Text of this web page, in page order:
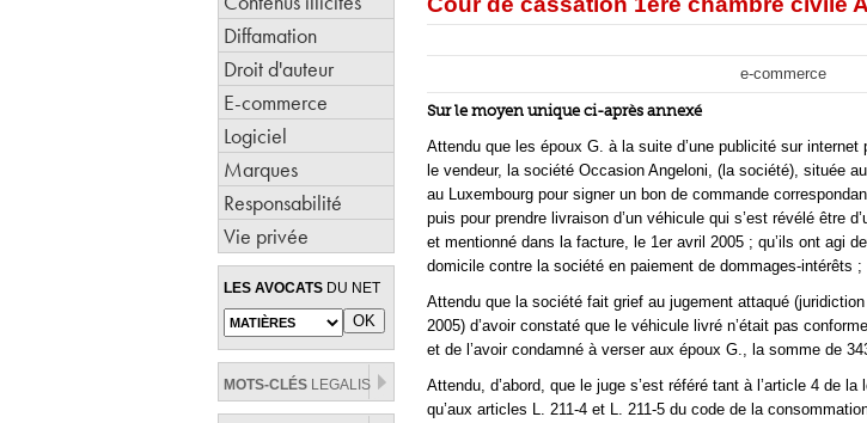
Diffamation
Droit d'auteur
E-commerce
Logiciel
Marques
Responsabilité
Vie privée
LES AVOCATS DU NET
MOTS-CLÉS LEGALIS
e-commerce
Sur le moyen unique ci-après annexé
Attendu que les époux G. à la suite d’une publicité sur
le vendeur, la société Occasion Angeloni, (la société), située
au Luxembourg pour signer un bon de commande
puis pour prendre livraison d’un véhicule qui s’est révélé être
et mentionné dans la facture, le 1er avril 2005 ; qu’ils ont agi
domicile contre la société en paiement de dommages-intérêts ;
Attendu que la société fait grief au jugement attaqué
2005) d’avoir constaté que le véhicule livré n’était pas
et de l’avoir condamné à verser aux époux G., la somme de
Attendu, d’abord, que le juge s’est référé tant à l’article 4 de
qu’aux articles L. 211-4 et L. 211-5 du code de la